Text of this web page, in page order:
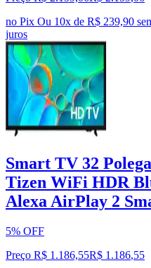
no Pix Ou 10x de R$ 239,90
juros
Smart TV 32
Tizen WiFi HDR
Alexa AirPlay 2
5% OFF
Preço R$ 1.186,55R$ 1.186,55